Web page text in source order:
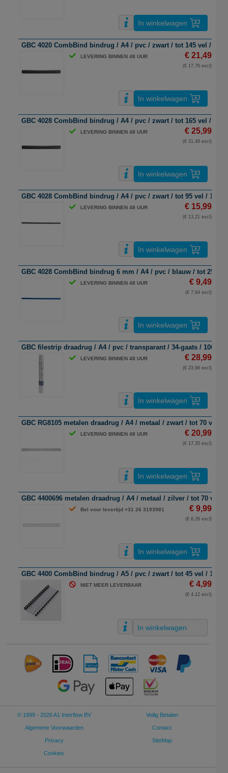
In winkelwagen
GBC 4020 CombBind bindrug / A4 / pvc / zwart / tot 145 vel / 100
LEVERING BINNEN 48 UUR € 21,49
(€ 17,76 excl)
In winkelwagen
GBC 4028 CombBind bindrug / A4 / pvc / zwart / tot 165 vel / 100
LEVERING BINNEN 48 UUR € 25,99
(€ 21,48 excl)
In winkelwagen
GBC 4028 CombBind bindrug / A4 / pvc / zwart / tot 95 vel / 100
LEVERING BINNEN 48 UUR € 15,99
(€ 13,21 excl)
In winkelwagen
GBC 4028 CombBind bindrug 6 mm / A4 / pvc / blauw / tot 25
LEVERING BINNEN 48 UUR € 9,49
(€ 7,84 excl)
In winkelwagen
GBC filestrip draadrug / A4 / pvc / transparant / 34-gaats / 100
LEVERING BINNEN 48 UUR € 28,99
(€ 23,96 excl)
In winkelwagen
GBC RG8105 metalen draadrug / A4 / metaal / zwart / tot 70 vel /
LEVERING BINNEN 48 UUR € 20,99
(€ 17,35 excl)
In winkelwagen
GBC 4400696 metalen draadrug / A4 / metaal / zilver / tot 70 vel /
Bel voor levertijd +31 26 3193981 € 9,99
(€ 8,26 excl)
In winkelwagen
GBC 4400 CombBind bindrug / A5 / pvc / zwart / tot 45 vel / 100
NIET MEER LEVERBAAR € 4,99
(€ 4,12 excl)
In winkelwagen
© 1999 - 2026 A1 Interflow BV
Algemene Voorwaarden
Privacy
Cookies
Veilig Betalen
Contact
SiteMap